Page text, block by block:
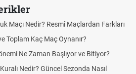
Maçı Nedir? Resmî Maçlardan Farkları
Toplam Kaç Maç Oynanır?
Ne Zaman Başlıyor ve Bitiyor?
Nedir? Güncel Sezonda Nasıl